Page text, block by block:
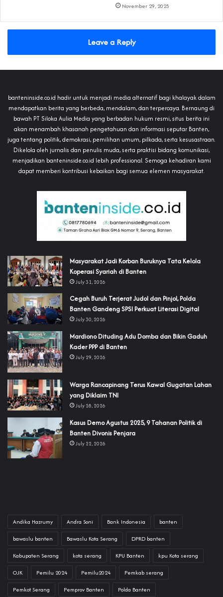
November 29, 2025
Leave a Reply
banteninside.co.id hadir untuk menjadi media alternatif bagi khalayak dalam
mendapatkan berita yang berbeda, mendalam, dan terpercaya. Bernaung di
bawah PT Siloka Aulia Media yang berbadan hukum resmi, situs berita ini
akan menambah khasanah pengetahuan dan informasi seputar Banten,
juga tentang politik, demokrasi, pemilihan umum, pilkada, serta kesusastraan.
Dikelola oleh jurnalis dan penulis muda, serta praktisi bidang komunikasi,
menjadikan banteninside.co.id lebih professional. Semoga kehadiran kami
dapat memberi kontribusi kebaikan bagi semua elemen masyarakat.
‎Masyarakat Jadi Korban Buruknya Tata Kelola
Koperasi Syariah di Banten
July 31, 2026
Cegah Buruh Terjerat Judol dan Pinjol, Polda
Banten Gandeng SPSI Perkuat Literasi Digital
July 30, 2026
‎Mardiono Dituding Adu Domba dan Bikin Gaduh
Kader PPP di Banten
July 29, 2026
‎Warga Rancapinang Terus Kawal Gugatan Lahan
yang Diklaim TNI‎‎
July 28, 2026
‎Kasus Demo Agustus 2025, 9 Tahanan Politik di
Banten Divonis Penjara
July 22, 2026
Andika Hazrumy Andra Soni Bank Indonesia banten
bawaslu banten Bawaslu Kota Serang DPRD banten
Kabupaten Serang kota serang KPU Banten kpu Kota serang
OJK Pemilu 2024 Pemilu2024 Pemkab serang
Pemkot Serang Pemprov Banten Polda Banten